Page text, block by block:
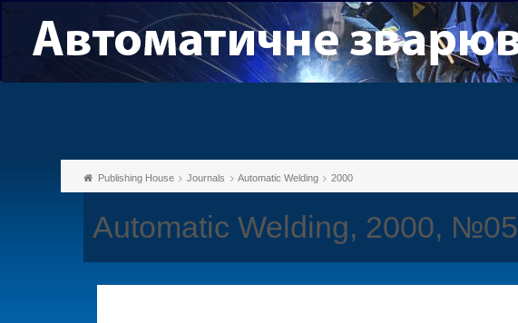
Publishing House Journals Automatic Welding 2000
Automatic Welding, 2000, №05